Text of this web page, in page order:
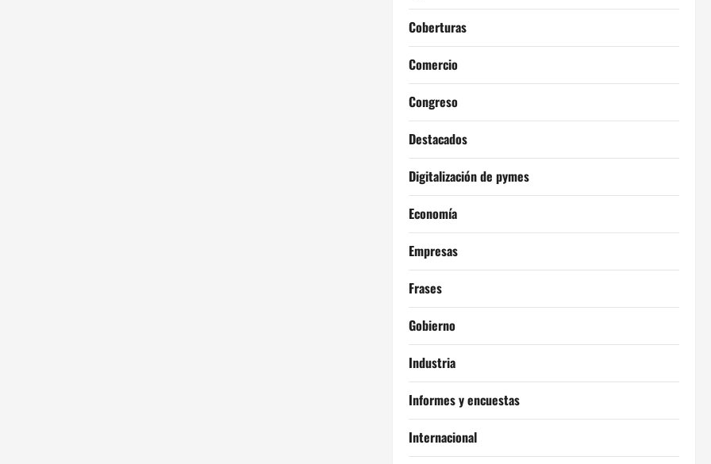
Coberturas
Comercio
Congreso
Destacados
Digitalización de pymes
Economía
Empresas
Frases
Gobierno
Industria
Informes y encuestas
Internacional